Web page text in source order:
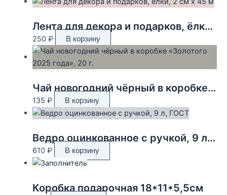
Лента для декора и подарков, ёлки, 2 см х 45 м
250 ₽ В корзину
Чай новогодний чёрный в коробке «Золотого 2025 года», 20 г.
135 ₽ В корзину
Ведро оцинкованное с ручкой, 9 л, ГОСТ
610 ₽ В корзину
Коробка подарочная 18*11*5,5см